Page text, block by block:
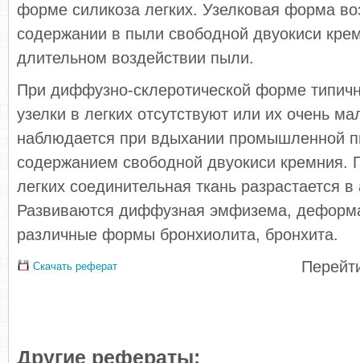
форме силикоза легких. Узелковая форма
содержании в пыли свободной двуокиси
длительном воздействии пыли.
При диффузно-склеротической форме
узелки в легких отсутствуют или их очень
наблюдается при вдыхании промышленной
содержанием свободной двуокиси кремния.
легких соединительная ткань разрастается
Развиваются диффузная эмфизема,
различные формы бронхиолита, бронхита.
Скачать реферат
Другие рефераты: